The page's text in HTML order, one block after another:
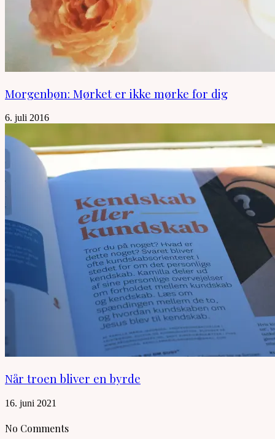
Morgenbøn: Mørket er ikke mørke for dig
6. juli 2016
Når troen bliver en byrde
16. juni 2021
No Comments